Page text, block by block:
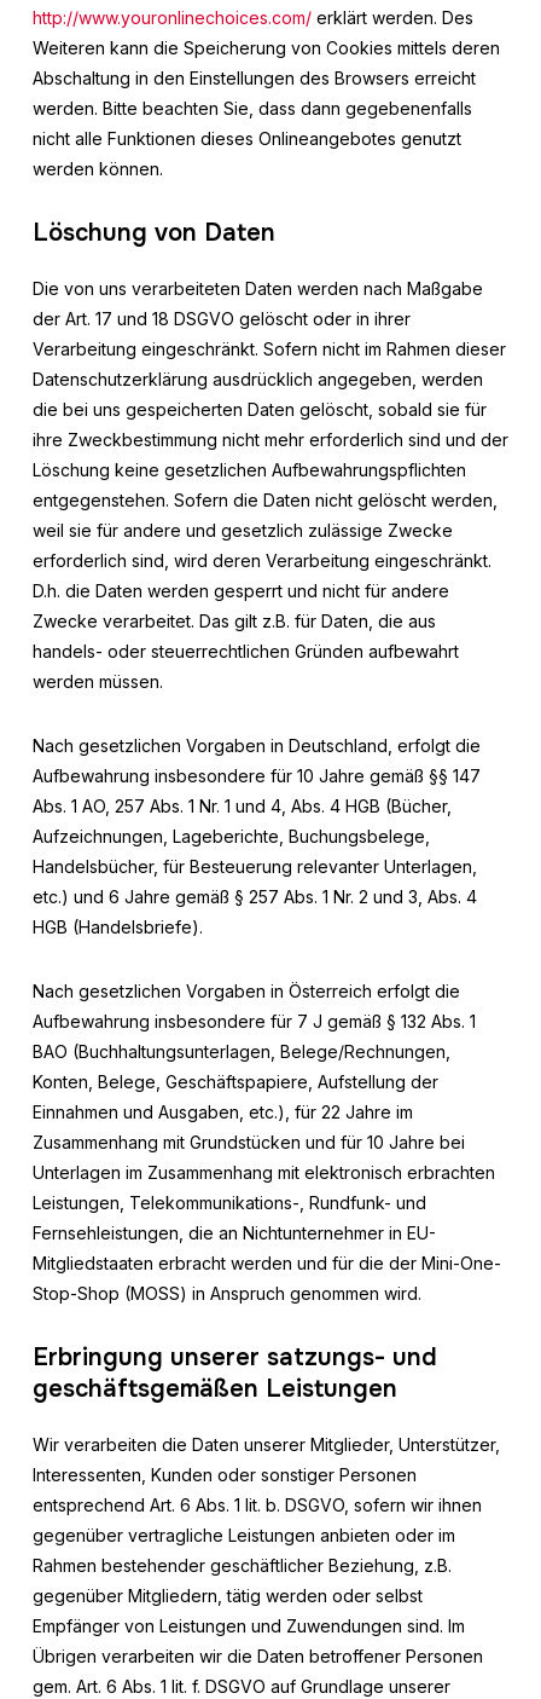
http://www.youronlinechoices.com/erklärt werden. Des
Weiteren kann die Speicherung von Cookies mittels deren
Abschaltung in den Einstellungen des Browsers erreicht
werden. Bitte beachten Sie, dass dann gegebenenfalls
nicht alle Funktionen dieses Onlineangebotes genutzt
werden können.
Löschung von Daten
Die von uns verarbeiteten Daten werden nach Maßgabe
der Art. 17 und 18 DSGVO gelöscht oder in ihrer
Verarbeitung eingeschränkt. Sofern nicht im Rahmen dieser
Datenschutzerklärung ausdrücklich angegeben, werden
die bei uns gespeicherten Daten gelöscht, sobald sie für
ihre Zweckbestimmung nicht mehr erforderlich sind und der
Löschung keine gesetzlichen Aufbewahrungspflichten
entgegenstehen. Sofern die Daten nicht gelöscht werden,
weil sie für andere und gesetzlich zulässige Zwecke
erforderlich sind, wird deren Verarbeitung eingeschränkt.
D.h. die Daten werden gesperrt und nicht für andere
Zwecke verarbeitet. Das gilt z.B. für Daten, die aus
handels- oder steuerrechtlichen Gründen aufbewahrt
werden müssen.
Nach gesetzlichen Vorgaben in Deutschland, erfolgt die
Aufbewahrung insbesondere für 10 Jahre gemäß §§ 147
Abs. 1 AO, 257 Abs. 1 Nr. 1 und 4, Abs. 4 HGB (Bücher,
Aufzeichnungen, Lageberichte, Buchungsbelege,
Handelsbücher, für Besteuerung relevanter Unterlagen,
etc.) und 6 Jahre gemäß § 257 Abs. 1 Nr. 2 und 3, Abs. 4
HGB (Handelsbriefe).
Nach gesetzlichen Vorgaben in Österreich erfolgt die
Aufbewahrung insbesondere für 7 J gemäß § 132 Abs. 1
BAO (Buchhaltungsunterlagen, Belege/Rechnungen,
Konten, Belege, Geschäftspapiere, Aufstellung der
Einnahmen und Ausgaben, etc.), für 22 Jahre im
Zusammenhang mit Grundstücken und für 10 Jahre bei
Unterlagen im Zusammenhang mit elektronisch erbrachten
Leistungen, Telekommunikations-, Rundfunk- und
Fernsehleistungen, die an Nichtunternehmer in EU-
Mitgliedstaaten erbracht werden und für die der Mini-One-
Stop-Shop (MOSS) in Anspruch genommen wird.
Erbringung unserer satzungs- und
geschäftsgemäßen Leistungen
Wir verarbeiten die Daten unserer Mitglieder, Unterstützer,
Interessenten, Kunden oder sonstiger Personen
entsprechend Art. 6 Abs. 1 lit. b. DSGVO, sofern wir ihnen
gegenüber vertragliche Leistungen anbieten oder im
Rahmen bestehender geschäftlicher Beziehung, z.B.
gegenüber Mitgliedern, tätig werden oder selbst
Empfänger von Leistungen und Zuwendungen sind. Im
Übrigen verarbeiten wir die Daten betroffener Personen
gem. Art. 6 Abs. 1 lit. f. DSGVO auf Grundlage unserer